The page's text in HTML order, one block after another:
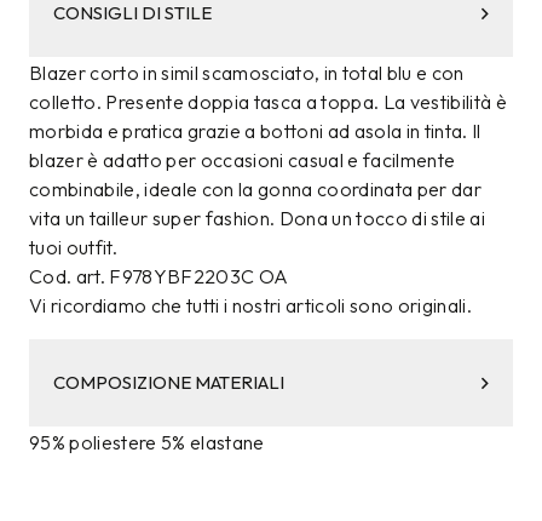
CONSIGLI DI STILE
Blazer corto in simil scamosciato, in total blu e con
colletto. Presente doppia tasca a toppa. La vestibilità è
morbida e pratica grazie a bottoni ad asola in tinta. Il
blazer è adatto per occasioni casual e facilmente
combinabile, ideale con la gonna coordinata per dar
vita un tailleur super fashion. Dona un tocco di stile ai
tuoi outfit.
Cod. art. F978YBF2203C OA
Vi ricordiamo che tutti i nostri articoli sono originali.
COMPOSIZIONE MATERIALI
95% poliestere 5% elastane